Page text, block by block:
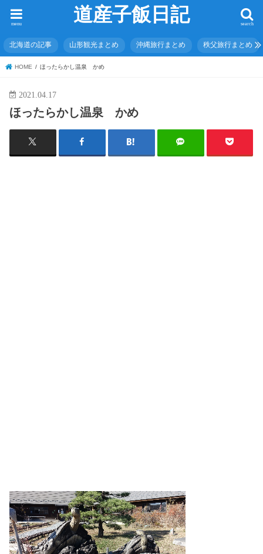
道産子飯日記 search
menu
北海道の記事 山形観光まとめ 沖縄旅行まとめ 秩父旅行まとめ
HOME ほったらかし温泉 かめ
2021.04.17
ほったらかし温泉 かめ